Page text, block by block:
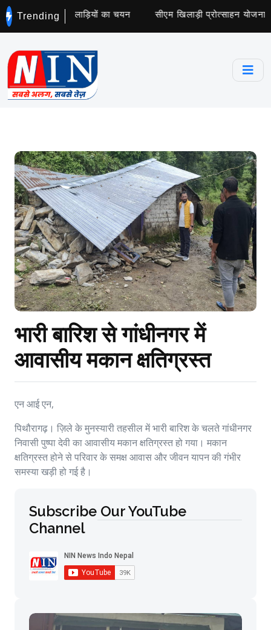
Trending
के लिए 5 खिलाड़ियों का चयन सीएम खिलाड़ी प्रोत्साहन योजना के
भारी बारिश से गांधीनगर में
आवासीय मकान क्षतिग्रस्त
एन आई एन,
पिथौरागढ़। ज़िले के मुनस्यारी तहसील में भारी बारिश के चलते गांधीनगर
निवासी पुष्पा देवी का आवासीय मकान क्षतिग्रस्त हो गया। मकान
क्षतिग्रस्त होने से परिवार के समक्ष आवास और जीवन यापन की गंभीर
समस्या खड़ी हो गई है।
Subscribe Our YouTube
Channel